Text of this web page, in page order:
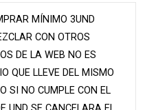
MÍNIMO 3UND
CON OTROS
DE LA WEB NO ES
QUE LLEVE DEL MISMO
SI NO CUMPLE CON EL